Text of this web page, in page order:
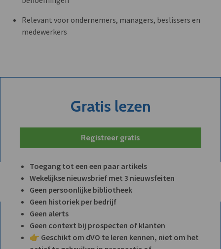
Relevant voor ondernemers, managers, beslissers en
medewerkers
Gratis lezen
Registreer gratis
Toegang tot een een paar artikels
Wekelijkse nieuwsbrief met 3 nieuwsfeiten
Geen persoonlijke bibliotheek
Geen historiek per bedrijf
Geen alerts
Geen context bij prospecten of klanten
👉 Geschikt om dVO te leren kennen, niet om het